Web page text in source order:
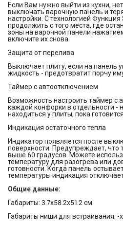
Если Вам нужно выйти из кухни,
выключать варочную панель и
настройки. С технологией
продолжить с того места, где
зоны на варочной панели
включите их снова.
Защита от перелива
Выключает плиту, если на панель
жидкость - предотвратит порчу
Таймер с автоотключением
Возможность настроить таймер с
каждой конфорки в отдельности -
находиться у плиты, пока
Индикация остаточного тепла
Индикатор появляется после
поверхности. Предупреждает, что
выше 60 градусов. Можете
температуру для разогрева или
готовности. Когда панель
температуры индикация
Общие данные:
Габариты: 3.7x58.2x51.2 см
Габариты ниши для встраивания: -